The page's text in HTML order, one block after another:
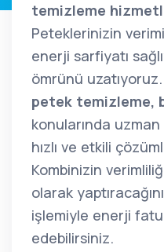
temizleme
Peteklerinizin
enerji sarfiyatı
ömrünü uzatıyoruz.
petek temizleme,
konularında uzman
hızlı ve etkili
Kombinizin
olarak
işlemiyle enerji
edebilirsiniz.